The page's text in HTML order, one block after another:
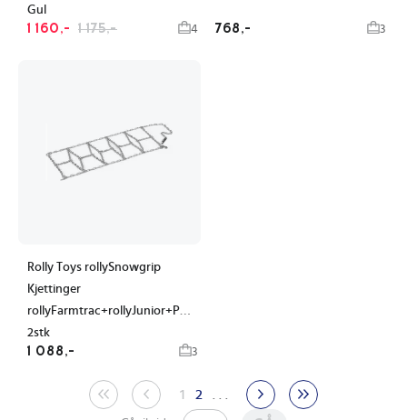
Gul
1 160,- 1 175,- 4 768,- 3
Rolly Toys rollySnowgrip
Kjettinger
rollyFarmtrac+rollyJunior+Premium
2stk
1 088,- 3
1 2